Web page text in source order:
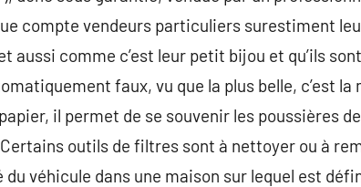
compte vendeurs particuliers surestiment
aussi comme c’est leur petit bijou et qu’ils
faux, vu que la plus belle, c’est
il permet de se souvenir les poussières de
outils de filtres sont à nettoyer ou à
véhicule dans une maison sur lequel est